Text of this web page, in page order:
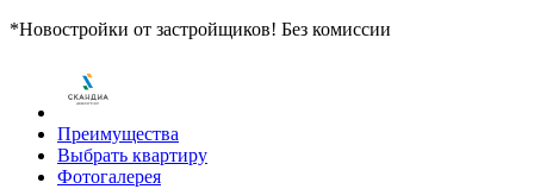
*Новостройки от застройщиков! Без комиссии
Преимущества
Выбрать квартиру
Фотогалерея